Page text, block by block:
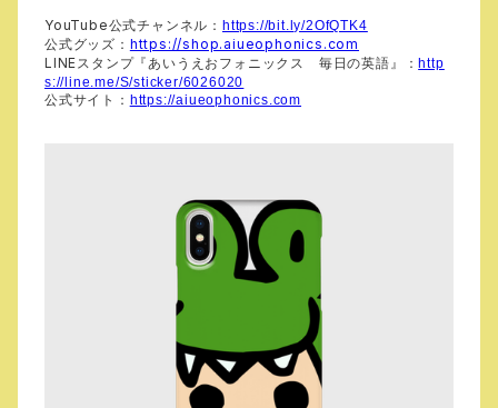
YouTube公式チャンネル： https://bit.ly/2OfQTK4
公式グッズ： https://shop.aiueophonics.com
LINEスタンプ『あいうえおフォニックス 毎日の英語』： http
s://line.me/S/sticker/6026020
公式サイト： https://aiueophonics.com